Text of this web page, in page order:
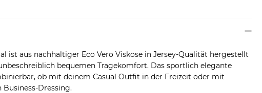
ist aus nachhaltiger Eco Vero Viskose in Jersey-Qualität hergestellt
bequemen Tragekomfort. Das sportlich elegante
ob mit deinem Casual Outfit in der Freizeit oder mit
Dressing.